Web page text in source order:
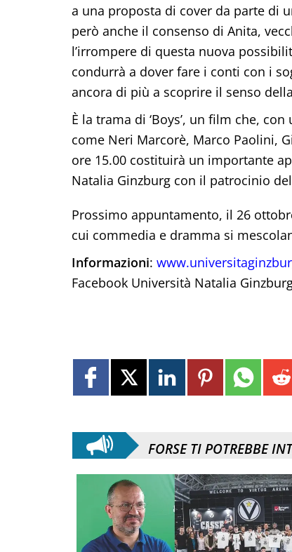
a una proposta di cover da parte di
però anche il consenso di Anita,
l’irrompere di questa nuova
condurrà a dover fare i conti con i
ancora di più a scoprire il senso
È la trama di ‘Boys’, un film che,
come Neri Marcorè, Marco Paolini,
ore 15.00 costituirà un importante
Natalia Ginzburg con il patrocinio
Prossimo appuntamento, il 26
cui commedia e dramma si
Informazioni:
Facebook Università Natalia
FORSE TI POTREBBE